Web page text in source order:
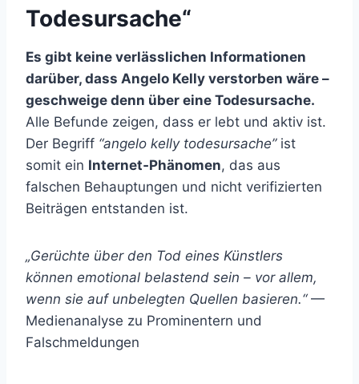
Todesursache“
Es gibt keine verlässlichen Informationen
darüber, dass Angelo Kelly verstorben wäre –
geschweige denn über eine Todesursache.
Alle Befunde zeigen, dass er lebt und aktiv ist.
Der Begriff “angelo kelly todesursache”ist
somit ein Internet‑Phänomen, das aus
falschen Behauptungen und nicht verifizierten
Beiträgen entstanden ist.
„Gerüchte über den Tod eines Künstlers
können emotional belastend sein – vor allem,
wenn sie auf unbelegten Quellen basieren.“—
Medienanalyse zu Prominentern und
Falschmeldungen